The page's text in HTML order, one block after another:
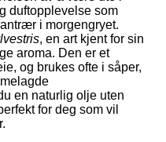
duftopplevelse som
i morgengryet.
, en art kjent for sin
aroma. Den er et
og brukes ofte i såper,
en naturlig olje uten
for deg som vil